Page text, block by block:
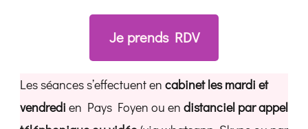
Je prends RDV
Les séances s’effectuent en cabinet les mardi et
vendredi en Pays Foyen ou en distanciel par appel